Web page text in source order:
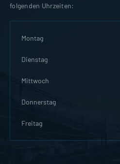
folgenden Uhrzeiten:
Montag
Dienstag
Mittwoch
Donnerstag
Freitag